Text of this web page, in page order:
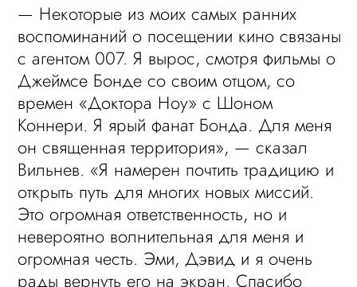
— Некоторые из моих самых ранних
воспоминаний о посещении кино связаны
с агентом 007. Я вырос, смотря фильмы о
Джеймсе Бонде со своим отцом, со
времен «Доктора Ноу» с Шоном
Коннери. Я ярый фанат Бонда. Для меня
он священная территория», — сказал
Вильнев. «Я намерен почтить традицию и
открыть путь для многих новых миссий.
Это огромная ответственность, но и
невероятно волнительная для меня и
огромная честь. Эми, Дэвид и я очень
рады вернуть его на экран. Спасибо